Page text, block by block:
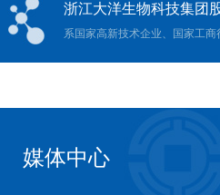
浙江大洋生物科技集团
系国家高新技术企业、国家工
媒体中心